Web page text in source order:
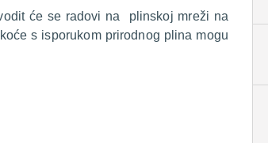
će se radovi na plinskoj mreži na
s isporukom prirodnog plina mogu